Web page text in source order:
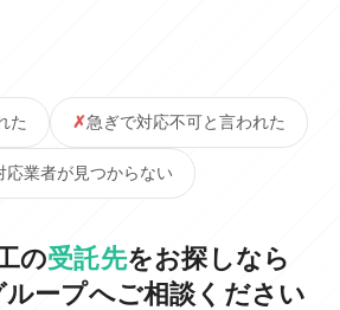
た 急ぎで対応不可と言われた
応業者が見つからない
の受託先をお探しなら
ープへご相談ください